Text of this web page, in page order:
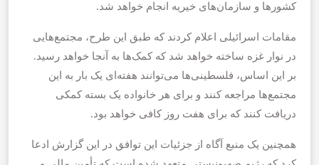
کشورها و سازمان‌های خیریه انجام خواهد شد.
مقامات اسرائیلی اعلام کردند که طبق این طرح، مجتمع‌هایی
در نوار غزه ساخته خواهد شد که کمک‌ها به آنجا خواهد رسید.
بر این اساس، فلسطینی‌ها می‌توانند هفته‌ای یک بار به این
مجتمع‌ها مراجعه کنند و برای هر خانواده یک بسته کمکی
دریافت کنند که برای هفت روز کافی خواهد بود.
همچنین یک منبع آگاه از جزئیات این توافق در این گزارش ادعا